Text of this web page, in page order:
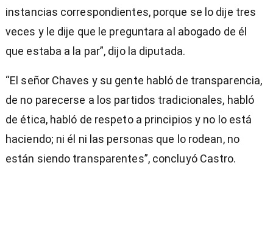
instancias correspondientes, porque se lo dije tres
veces y le dije que le preguntara al abogado de él
que estaba a la par”, dijo la diputada.
“El señor Chaves y su gente habló de transparencia,
de no parecerse a los partidos tradicionales, habló
de ética, habló de respeto a principios y no lo está
haciendo; ni él ni las personas que lo rodean, no
están siendo transparentes”, concluyó Castro.